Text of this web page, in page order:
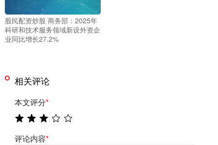
股民配资炒股 商务部：2025年
科研和技术服务领域新设外资企
业同比增长27.2%
相关评论
本文评分*
评论内容*